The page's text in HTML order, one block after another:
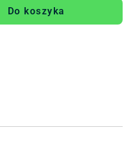
Do koszyka